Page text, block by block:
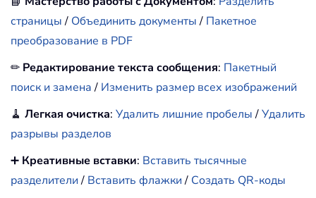
страницы/ Объединить документы/ Пакетное
преобразование в PDF
✏ Редактирование текста сообщения: Пакетный
поиск и замена/ Изменить размер всех изображений
🧹 Легкая очистка: Удалить лишние пробелы/Удалить
разрывы разделов
➕ Креативные вставки: Вставить тысячные
разделители/ Вставить флажки/ Создать QR-коды